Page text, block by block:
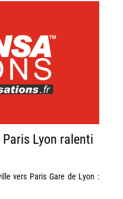
Lyon ralenti
vers Paris Gare de Lyon :